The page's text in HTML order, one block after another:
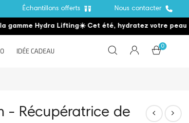
Échantillons offerts Nous contacter
Hydra Lifting☀️ Cet été, hydratez votre peau ☀️
IDÉE CADEAU
0
- Récupératrice de